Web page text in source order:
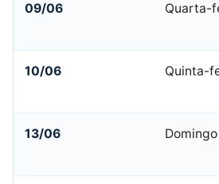
09/06 Quarta-
10/06 Quinta-
13/06 Domingo